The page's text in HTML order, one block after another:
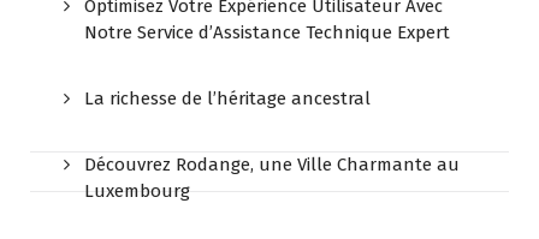
Optimisez Votre Expérience Utilisateur Avec
Notre Service d’Assistance Technique Expert
La richesse de l’héritage ancestral
Découvrez Rodange, une Ville Charmante au
Luxembourg